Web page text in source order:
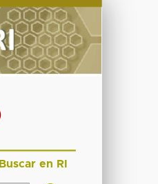
Buscar en RI